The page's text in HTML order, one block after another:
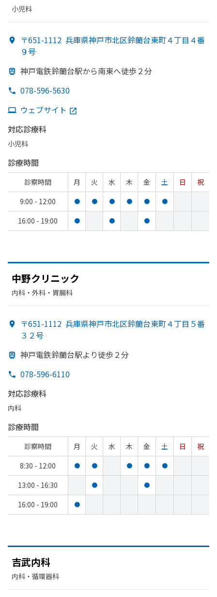
小児科
〒651-1112 兵庫県神戸市北区鈴蘭台東町４丁目４番
９号
神戸電鉄鈴蘭台駅から南東へ徒歩２分
078-596-5630
ウェブサイト
対応診療科
小児科
診療時間
診察時間 月 火 水 木 金 土 日
祝
9:00 - 12:00
● ● ● ● ● ●
16:00 - 19:00 ● ● ●
中野クリニック
内科・​外科・​胃腸科
〒651-1112 兵庫県神戸市北区鈴蘭台東町４丁目５番
３２号
神戸電鉄鈴蘭台駅より徒歩２分
078-596-6110
対応診療科
内科
診療時間
診察時間 月 火 水 木 金 土 日
祝
8:30 - 12:00
● ● ● ● ●
13:00 - 16:30 ● ●
16:00 - 19:00 ●
吉武内科
内科・​循環器科